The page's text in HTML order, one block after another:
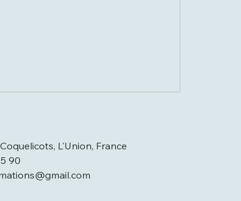
L'Union, France
90